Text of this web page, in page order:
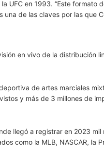
UFC en 1993. “Este formato
una de las claves por las que
en vivo de la distribución
de artes marciales
y más de 3 millones de
llegó a registrar en 2023 mil
como la MLB, NASCAR, la